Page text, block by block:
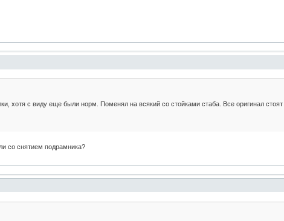
хотя с виду еще были норм. Поменял на всякий со стойками стаба. Все оригинал
со снятием подрамника?